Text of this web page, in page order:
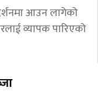
आउन लागेको
व्यापक पारिएको